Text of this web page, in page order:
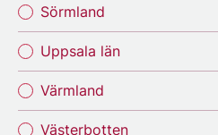
Sörmland
Uppsala län
Värmland
Västerbotten